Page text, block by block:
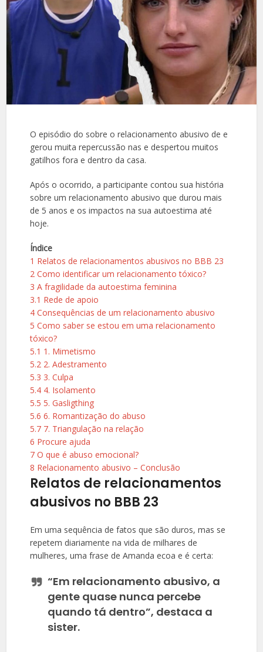
O episódio do sobre o relacionamento abusivo de e
gerou muita repercussão nas e despertou muitos
gatilhos fora e dentro da casa.
Após o ocorrido, a participante contou sua história
sobre um relacionamento abusivo que durou mais
de 5 anos e os impactos na sua autoestima até
hoje.
Índice
1 Relatos de relacionamentos abusivos no BBB 23
2 Como identificar um relacionamento tóxico?
3 A fragilidade da autoestima feminina
3.1 Rede de apoio
4 Consequências de um relacionamento abusivo
5 Como saber se estou em uma relacionamento
tóxico?
5.1 1. Mimetismo
5.2 2. Adestramento
5.3 3. Culpa
5.4 4. Isolamento
5.5 5. Gasligthing
5.6 6. Romantização do abuso
5.7 7. Triangulação na relação
6 Procure ajuda
7 O que é abuso emocional?
8 Relacionamento abusivo – Conclusão
Relatos de relacionamentos
abusivos no BBB 23
Em uma sequência de fatos que são duros, mas se
repetem diariamente na vida de milhares de
mulheres, uma frase de Amanda ecoa e é certa:
“Em relacionamento abusivo, a
gente quase nunca percebe
quando tá dentro”, destaca a
sister.